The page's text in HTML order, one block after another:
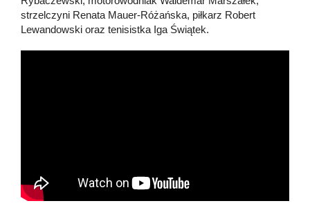
strzelczyni Renata Mauer-Różańska, piłkarz Robert
Lewandowski oraz tenisistka Iga Świątek.